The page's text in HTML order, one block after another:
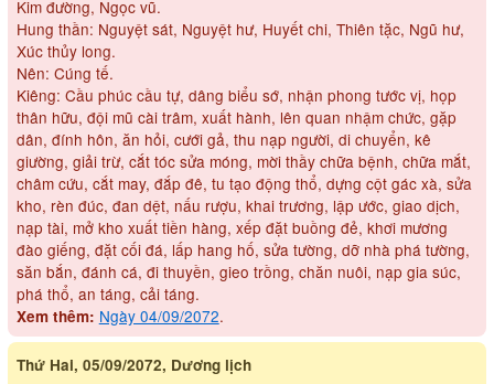
Kim đường, Ngọc vũ.
Hung thần: Nguyệt sát, Nguyệt hư, Huyết chi, Thiên tặc, Ngũ hư,
Xúc thủy long.
Nên: Cúng tế.
Kiêng: Cầu phúc cầu tự, dâng biểu sớ, nhận phong tước vị, họp
thân hữu, đội mũ cài trâm, xuất hành, lên quan nhậm chức, gặp
dân, đính hôn, ăn hỏi, cưới gả, thu nạp người, di chuyển, kê
giường, giải trừ, cắt tóc sửa móng, mời thầy chữa bệnh, chữa mắt,
châm cứu, cắt may, đắp đê, tu tạo động thổ, dựng cột gác xà, sửa
kho, rèn đúc, đan dệt, nấu rượu, khai trương, lập ước, giao dịch,
nạp tài, mở kho xuất tiền hàng, xếp đặt buồng đẻ, khơi mương
đào giếng, đặt cối đá, lấp hang hố, sửa tường, dỡ nhà phá tường,
săn bắn, đánh cá, đi thuyền, gieo trồng, chăn nuôi, nạp gia súc,
phá thổ, an táng, cải táng.
Xem thêm: Ngày 04/09/2072.
Thứ Hai, 05/09/2072, Dương lịch